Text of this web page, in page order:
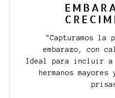
"Capturamos la
embarazo, con
Ideal para incluir
hermanos